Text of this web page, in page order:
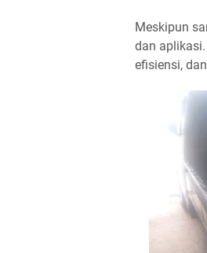
Meskipun
dan
efisiensi,